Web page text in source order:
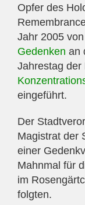
Opfer des
Jahr 2005
Gedenken an
Jahrestag der
eingeführt.
Der
Magistrat der
einer
Mahnmal für
im
folgten.